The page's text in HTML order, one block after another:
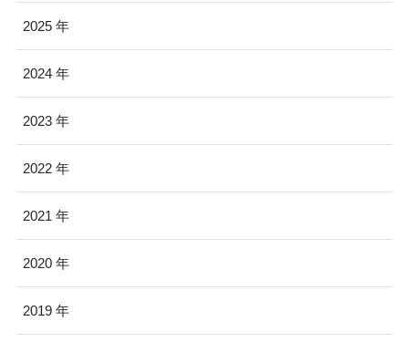
2025
2024
2023
2022
2021
2020
2019